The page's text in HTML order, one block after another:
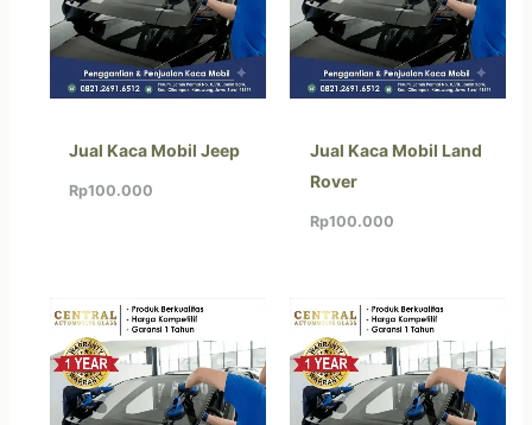
Jual Kaca Mobil Jeep
Rp100.000
Jual Kaca Mobil Land
Rover
Rp100.000